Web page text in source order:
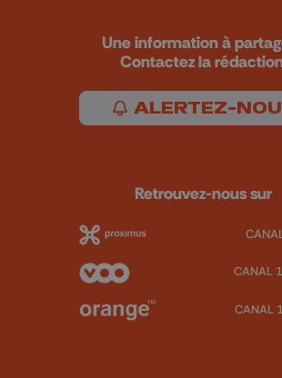
Une information à
Contactez la
ALERTEZ-
Retrouvez-nous sur
CANAL
CANAL